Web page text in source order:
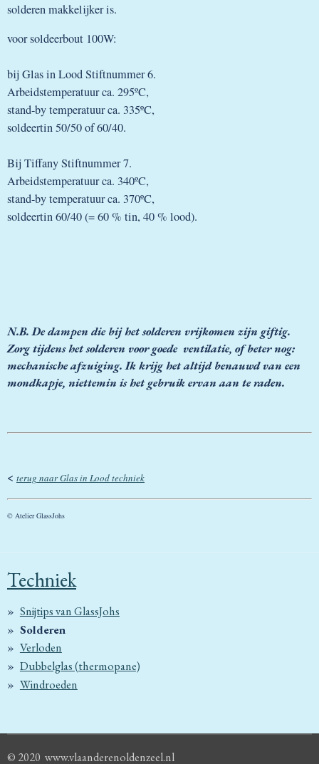
solderen makkelijker is.
voor soldeerbout 100W:
bij Glas in Lood Stiftnummer 6.
Arbeidstemperatuur ca. 295ºC,
stand-by temperatuur ca. 335ºC,
soldeertin 50/50 of 60/40.
Bij Tiffany Stiftnummer 7.
Arbeidstemperatuur ca. 340ºC,
stand-by temperatuur ca. 370ºC,
soldeertin 60/40 (= 60 % tin, 40 % lood).
N.B. De dampen die bij het solderen vrijkomen zijn giftig.
Zorg tijdens het solderen voor goede ventilatie, of beter nog:
mechanische afzuiging. Ik krijg het altijd benauwd van een
mondkapje, niettemin is het gebruik ervan aan te raden.
< terug naar Glas in Lood techniek
© Atelier GlassJohs
Techniek
Snijtips van GlassJohs
Solderen
Verloden
Dubbelglas (thermopane)
Windroeden
© 2020 www.vlaanderenoldenzeel.nl